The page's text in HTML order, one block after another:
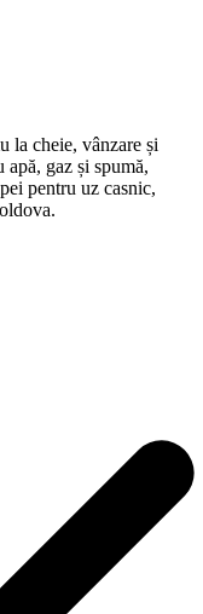
la cheie, vânzare și
gaz și spumă,
pentru uz casnic,